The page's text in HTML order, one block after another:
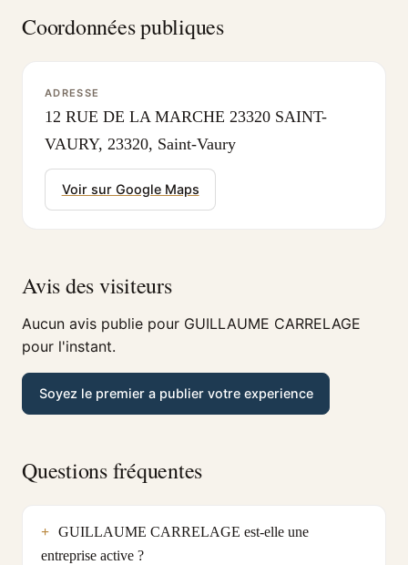
Coordonnées publiques
ADRESSE
12 RUE DE LA MARCHE 23320 SAINT-
VAURY, 23320, Saint-Vaury
Voir sur Google Maps
Avis des visiteurs
Aucun avis publie pour GUILLAUME CARRELAGE
pour l'instant.
Soyez le premier a publier votre experience
Questions fréquentes
GUILLAUME CARRELAGE est-elle une
entreprise active ?